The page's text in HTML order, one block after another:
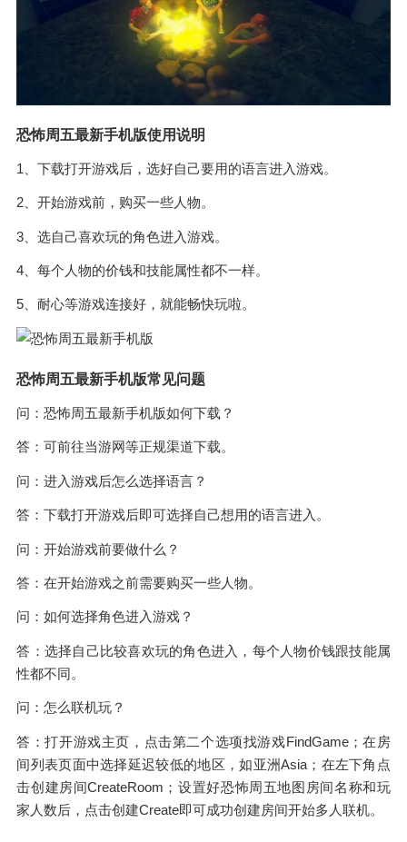
恐怖周五最新手机版使用说明
1、下载打开游戏后，选好自己要用的语言进入游戏。
2、开始游戏前，购买一些人物。
3、选自己喜欢玩的角色进入游戏。
4、每个人物的价钱和技能属性都不一样。
5、耐心等游戏连接好，就能畅快玩啦。
恐怖周五最新手机版常见问题
问：恐怖周五最新手机版如何下载？
答：可前往当游网等正规渠道下载。
问：进入游戏后怎么选择语言？
答：下载打开游戏后即可选择自己想用的语言进入。
问：开始游戏前要做什么？
答：在开始游戏之前需要购买一些人物。
问：如何选择角色进入游戏？
答：选择自己比较喜欢玩的角色进入，每个人物价钱跟技能属
性都不同。
问：怎么联机玩？
答：打开游戏主页，点击第二个选项找游戏FindGame；在房
间列表页面中选择延迟较低的地区，如亚洲Asia；在左下角点
击创建房间CreateRoom；设置好恐怖周五地图房间名称和玩
家人数后，点击创建Create即可成功创建房间开始多人联机。